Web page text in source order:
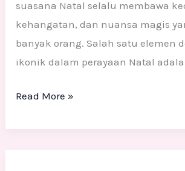
suasana Natal selalu membawa
kehangatan, dan nuansa magis
banyak orang. Salah satu elemen
ikonik dalam perayaan Natal
Read More »